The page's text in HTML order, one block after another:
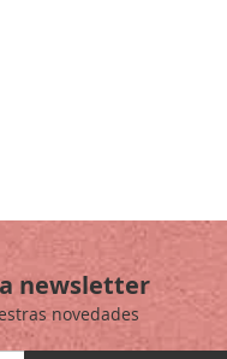
newsletter
novedades